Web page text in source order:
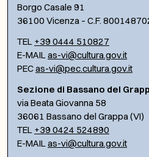
Borgo Casale 91
36100 Vicenza – C.F.
TEL +39 0444 510827
E-MAILas-vi@cultura.gov.it
PECas-vi@pec.cultura.gov.it
Sezione di Bassano del
via Beata Giovanna 58
36061 Bassano del Grappa (VI)
TEL +39 0424 524890
E-MAILas-vi@cultura.gov.it